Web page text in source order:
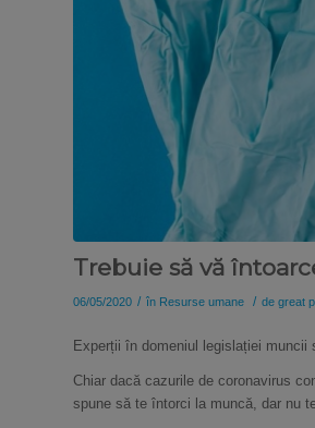
Trebuie să vă
06/05/2020 / în Resurse umane / de great
Experții în domeniul legislației muncii
Chiar dacă cazurile de coronavirus
spune să te întorci la muncă, dar nu